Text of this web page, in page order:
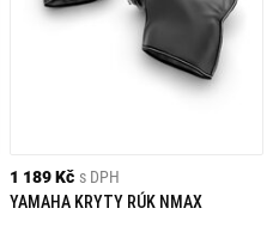
1 189 Kč s DPH
YAMAHA KRYTY RÚK NMAX